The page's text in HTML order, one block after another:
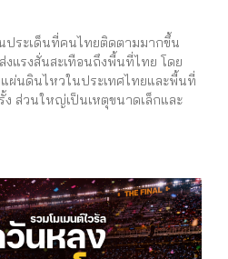
ประเด็นที่คนไทยติดตามมากขึ้น
แรงสั่นสะเทือนถึงพื้นที่ไทย โดย
ผ่นดินไหวในประเทศไทยและพื้นที่
ง ส่วนใหญ่เป็นเหตุขนาดเล็กและ